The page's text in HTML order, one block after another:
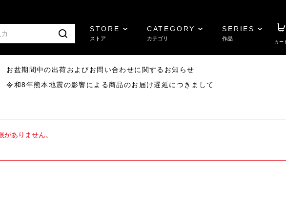
STORE
ストア
CATEGORY
カテゴリ
SERIES
作品
カー
盆期間中の出荷およびお問い合わせに関するお知らせ
和8年熊本地震の影響による商品のお届け遅延につきまして
ありません。